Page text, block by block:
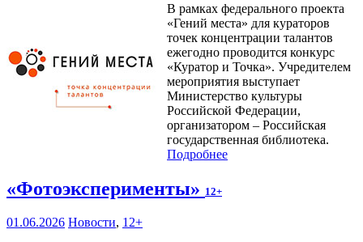
В рамках федерального проекта
«Гений места» для кураторов
точек концентрации талантов
ежегодно проводится конкурс
«Куратор и Точка». Учредителем
мероприятия выступает
Министерство культуры
Российской Федерации,
организатором – Российская
государственная библиотека.
Подробнее
«Фотоэксперименты» 12+
01.06.2026 Новости, 12+